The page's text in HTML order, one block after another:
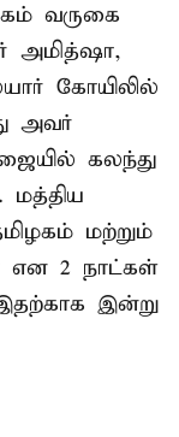
வருகை
அமித்ஷா,
கோயிலில்
அவர்
கலந்து
மத்திய
மற்றும்
என 2 நாட்கள்
இன்று